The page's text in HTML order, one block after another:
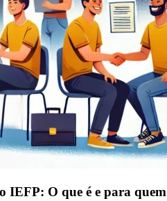
IEFP: O que é e para